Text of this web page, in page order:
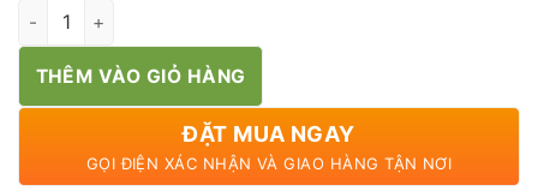
Đọt su su số lượng
THÊM VÀO GIỎ HÀNG
ĐẶT MUA NGAY
GỌI ĐIỆN XÁC NHẬN VÀ GIAO HÀNG TẬN NƠI